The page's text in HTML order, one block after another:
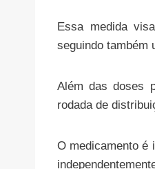
Essa medida
seguindo também
Além das doses
rodada de
O medicamento é